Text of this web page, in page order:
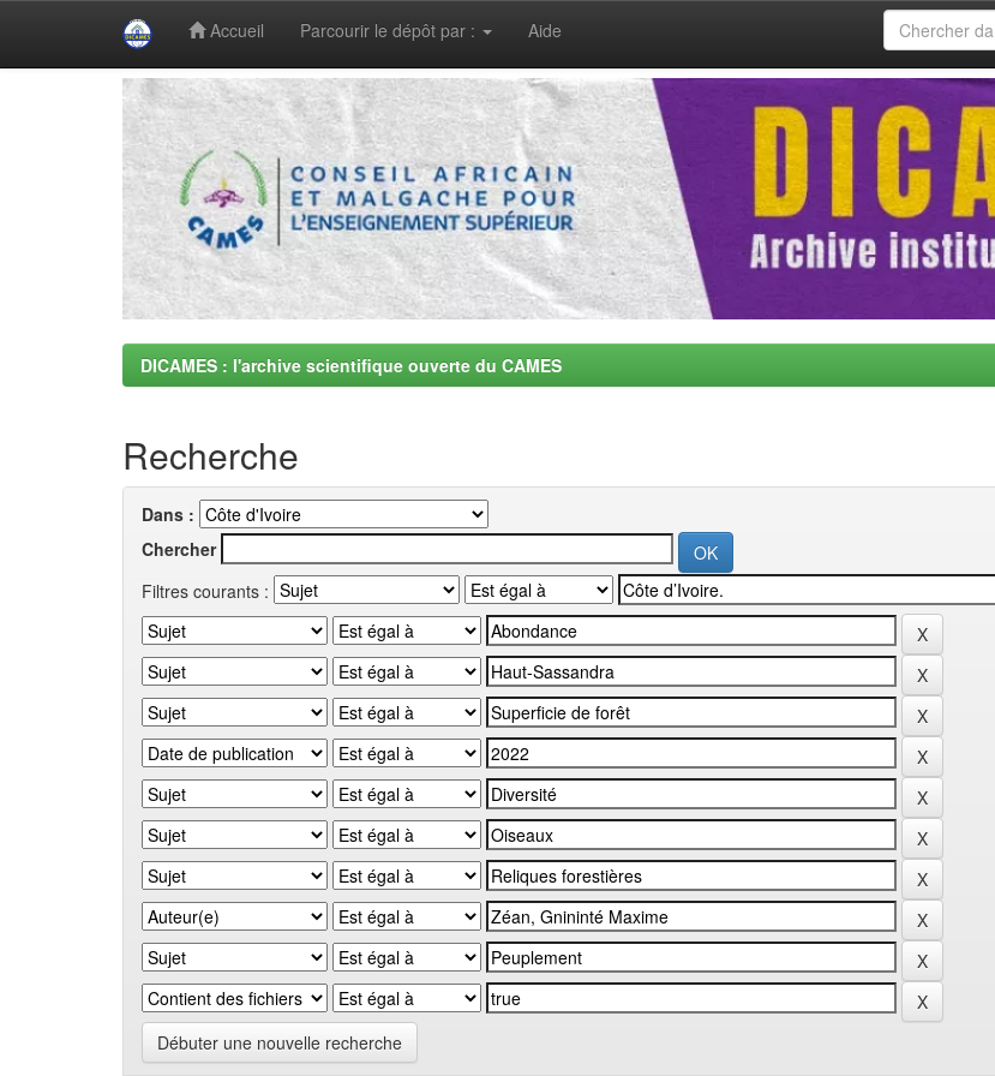
Accueil Parcourir le dépôt par : Aide
DICAMES : l'archive scientifique ouverte du CAMES
Recherche
Dans :
Chercher
Filtres courants :
Débuter une nouvelle recherche